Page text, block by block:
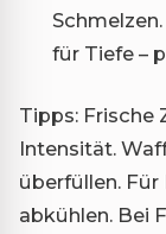
für Tiefe –
Tipps: Frische
Intensität.
überfüllen.
abkühlen. Bei